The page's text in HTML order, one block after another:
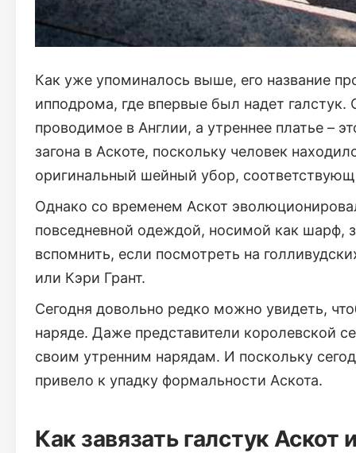
Как уже упоминалось выше, его название
ипподрома, где впервые был надет
проводимое в Англии, а утреннее платье –
загона в Аскоте, поскольку человек
оригинальный шейный убор,
Однако со временем Аскот
повседневной одеждой, носимой как шарф,
вспомнить, если посмотреть на
или Кэри Грант.
Сегодня довольно редко можно увидеть,
наряде. Даже представители королевской
своим утренним нарядам. И поскольку
привело к упадку формальности Аскота.
Как завязать галстук Аскот